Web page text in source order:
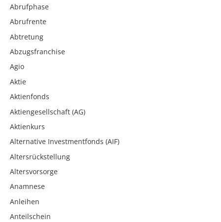
Abrufphase
Abrufrente
Abtretung
Abzugsfranchise
Agio
Aktie
Aktienfonds
Aktiengesellschaft (AG)
Aktienkurs
Alternative Investmentfonds (AIF)
Altersrückstellung
Altersvorsorge
Anamnese
Anleihen
Anteilschein